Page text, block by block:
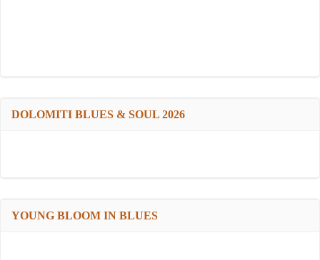
DOLOMITI BLUES & SOUL 2026
YOUNG BLOOM IN BLUES